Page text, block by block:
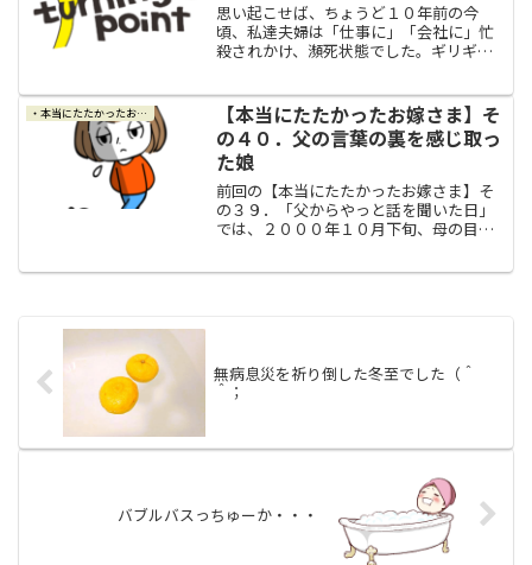
思い起こせば、ちょうど１０年前の今
頃、私達夫婦は「仕事に」「会社に」忙
殺されかけ、瀕死状態でした。ギリギリ
ので、終電で夜中の１時頃に帰宅とかは
日常茶飯事でしたし、なんだ...
・本当にたたかったお嫁さま
【本当にたたかったお嫁さま】そ
の４０．父の言葉の裏を感じ取っ
た娘
前回の【本当にたたかったお嫁さま】そ
の３９．「父からやっと話を聞いた日」
では、２０００年１０月下旬、母の目を
無病息災を祈り倒した冬至でした（＾
＾；
バブルバスっちゅーか・・・